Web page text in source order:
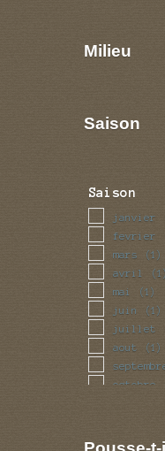
Milieu
Saison
Saison
janvier
fevrier
mars (1)
avril (1)
mai (1)
juin (1)
juillet
aout (1)
octobre